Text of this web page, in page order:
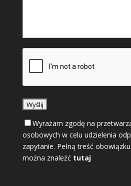
Wyrażam zgodę na
osobowych w celu udzielenia
zapytanie. Pełną treść
można znaleźć tutaj